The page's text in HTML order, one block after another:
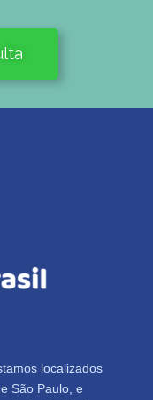
localizados
São Paulo, e